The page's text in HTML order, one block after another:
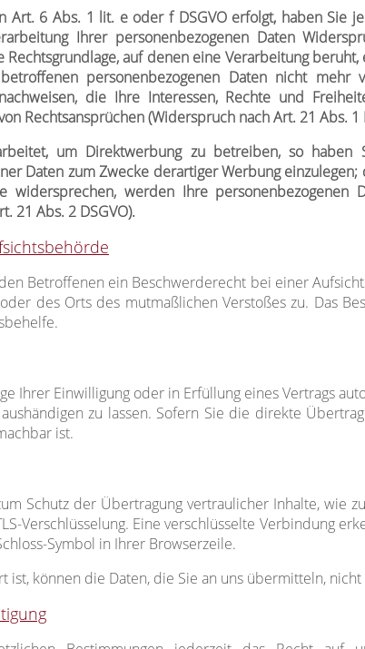
Art. 6 Abs. 1 lit. e oder f DSGVO erfolgt, haben Sie
Ihrer personenbezogenen Daten
auf denen eine Verarbeitung
personenbezogenen Daten nicht mehr
die Ihre Interessen, Rechte und
Rechtsansprüchen (Widerspruch nach Art. 21 Abs. 1
um Direktwerbung zu betreiben, so
Daten zum Zwecke derartiger Werbung
widersprechen, werden Ihre
21 Abs. 2 DSGVO).
Betroffenen ein Beschwerderecht bei einer
des Orts des mutmaßlichen Verstoßes zu. Das
Ihrer Einwilligung oder in Erfüllung eines Vertrags
zu lassen. Sofern Sie die direkte
ist.
Schutz der Übertragung vertraulicher Inhalte, wie
Verschlüsselung. Eine verschlüsselte Verbindung
Symbol in Ihrer Browserzeile.
ist, können die Daten, die Sie an uns übermitteln,